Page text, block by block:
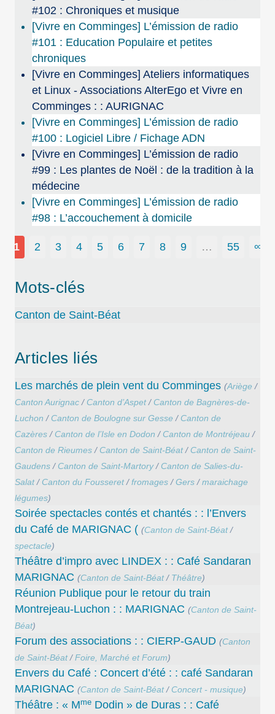
#102 : Chroniques et musique
[Vivre en Comminges] L’émission de radio
#101 : Education Populaire et petites
chroniques
[Vivre en Comminges] Ateliers informatiques
et Linux - Associations AlterEgo et Vivre en
Comminges : : AURIGNAC
[Vivre en Comminges] L’émission de radio
#100 : Logiciel Libre / Fichage ADN
[Vivre en Comminges] L’émission de radio
#99 : Les plantes de Noël : de la tradition à la
médecine
[Vivre en Comminges] L’émission de radio
#98 : L’accouchement à domicile
1 2 3 4 5 6 7 8 9 … 55 ∞
Mots-clés
Canton de Saint-Béat
Articles liés
Les marchés de plein vent du Comminges (Ariège/
Canton Aurignac/ Canton d’Aspet/ Canton de Bagnères-de-
Luchon / Canton de Boulogne sur Gesse/ Canton de
Cazères/ Canton de l’Isle en Dodon / Canton de Montréjeau/
Canton de Rieumes/ Canton de Saint-Béat/ Canton de Saint-
Gaudens/ Canton de Saint-Martory/ Canton de Salies-du-
Salat/ Canton du Fousseret/fromages/Gers/maraichage
légumes)
Soirée spectacles contés et chantés : : l’Envers
du Café de MARIGNAC ( (Canton de Saint-Béat/
spectacle)
Théâtre d’impro avec LINDEX : : Café Sandaran
MARIGNAC (Canton de Saint-Béat/ Théâtre)
Réunion Publique pour le retour du train
Montrejeau-Luchon : : MARIGNAC (Canton de Saint-
Béat)
Forum des associations : : CIERP-GAUD (Canton
de Saint-Béat/Foire, Marché et Forum)
Envers du Café : Concert d’été : : café Sandaran
MARIGNAC (Canton de Saint-Béat/ Concert - musique)
Théâtre : « Mme Dodin » de Duras : : Café